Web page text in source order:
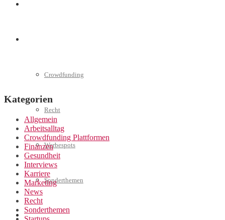
Crowdfunding
Recht
Werbespots
Sonderthemen
Geschäftskonto eröffnen
Kategorien
Allgemein
Arbeitsalltag
Crowdfunding Plattformen
Finanzen
Gesundheit
Interviews
Karriere
Marketing
News
Recht
Sonderthemen